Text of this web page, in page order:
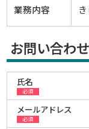
業務内容
お問い合わ
氏名
必須
メールアドレス
必須